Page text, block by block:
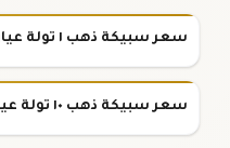
سعر سبيكة ذهب ١ تولة عيار ٢٤
سعر سبيكة ذهب ١٠ تولة عيار ٢٤